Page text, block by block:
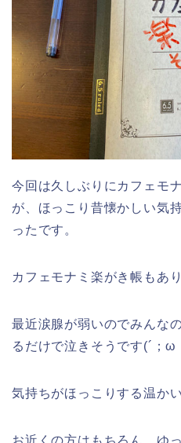
今回は久しぶりにカフェモ
が、ほっこり昔懐かしい気
ったです。
カフェモナミ楽がき帳もあり
最近涙腺が弱いのでみんな
るだけで泣きそうです(´；ω
気持ちがほっこりする温か